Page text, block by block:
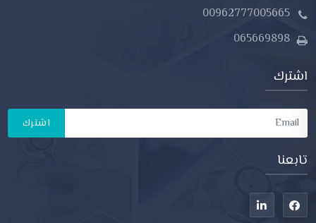
00962777005665
065669898
اشترك
اشترك
تابعنا